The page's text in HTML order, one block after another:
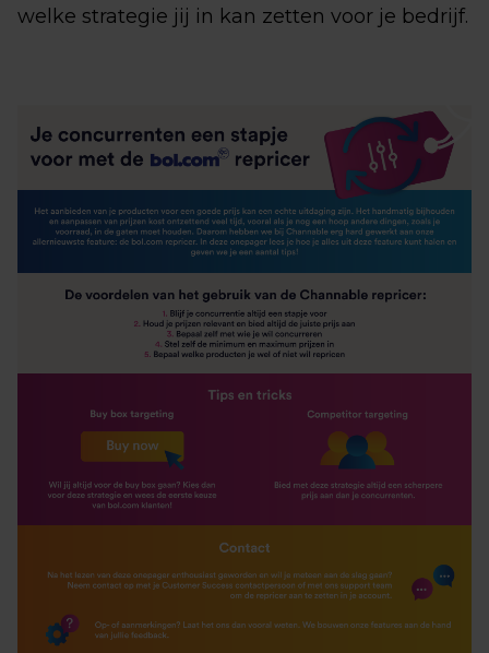
welke strategie jij in kan zetten voor je bedrijf.